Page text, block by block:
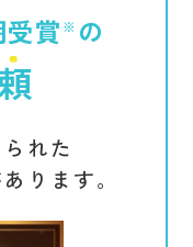
賞 ※ の
れた
ります。